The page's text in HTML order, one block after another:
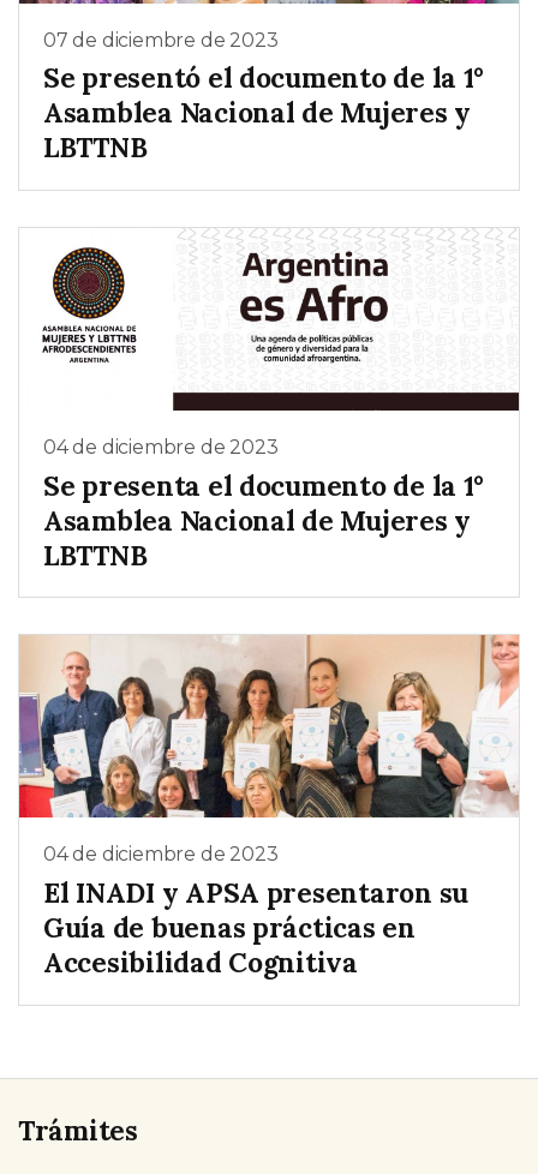
07 de diciembre de 2023
Se presentó el documento de la 1°
Asamblea Nacional de Mujeres y
LBTTNB
04 de diciembre de 2023
Se presenta el documento de la 1°
Asamblea Nacional de Mujeres y
LBTTNB
04 de diciembre de 2023
El INADI y APSA presentaron su
Guía de buenas prácticas en
Accesibilidad Cognitiva
Trámites